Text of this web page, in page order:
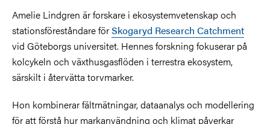
Amelie Lindgren är forskare i ekosystemvetenskap och
stationsföreståndare förSkogaryd Research Catchment
vid Göteborgs universitet. Hennes forskning fokuserar på
kolcykeln och växthusgasflöden i terrestra ekosystem,
särskilt i återvätta torvmarker.
Hon kombinerar fältmätningar, dataanalys och modellering
för att förstå hur markanvändning och klimat påverkar